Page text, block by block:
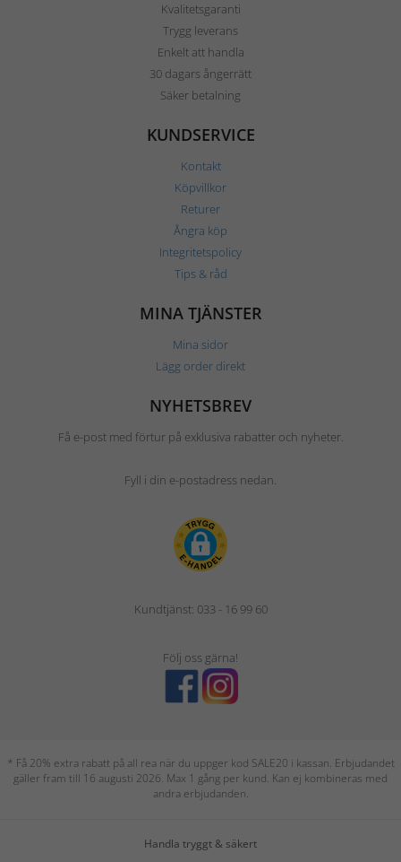
Kvalitetsgaranti
Trygg leverans
Enkelt att handla
30 dagars ångerrätt
Säker betalning
KUNDSERVICE
Kontakt
Köpvillkor
Returer
Ångra köp
Integritetspolicy
Tips & råd
MINA TJÄNSTER
Mina sidor
Lägg order direkt
NYHETSBREV
Få e-post med förtur på exklusiva rabatter och nyheter.
Fyll i din e-postadress nedan.
Kundtjänst: 033 - 16 99 60
Följ oss gärna!
* Få 20% extra rabatt på all rea när du uppger kod SALE20 i kassan. Erbjudandet
gäller fram till 16 augusti 2026. Max 1 gång per kund. Kan ej kombineras med
andra erbjudanden.
Handla tryggt & säkert